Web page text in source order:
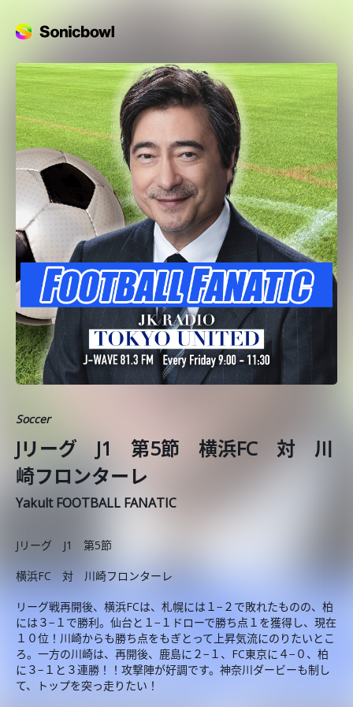
Soccer
Jリーグ J1 第5節 横浜FC 対 川
崎フロンターレ
Yakult FOOTBALL FANATIC
Jリーグ J1 第5節
横浜FC 対 川崎フロンターレ
リーグ戦再開後、横浜FCは、札幌には１−２で敗れたものの、柏
には３−１で勝利。仙台と１−１ドローで勝ち点１を獲得し、現在
１０位！川崎からも勝ち点をもぎとって上昇気流にのりたいとこ
ろ。一方の川崎は、再開後、鹿島に２−１、FC東京に４−０、柏
に３−１と３連勝！！攻撃陣が好調です。神奈川ダービーも制し
て、トップを突っ走りたい！